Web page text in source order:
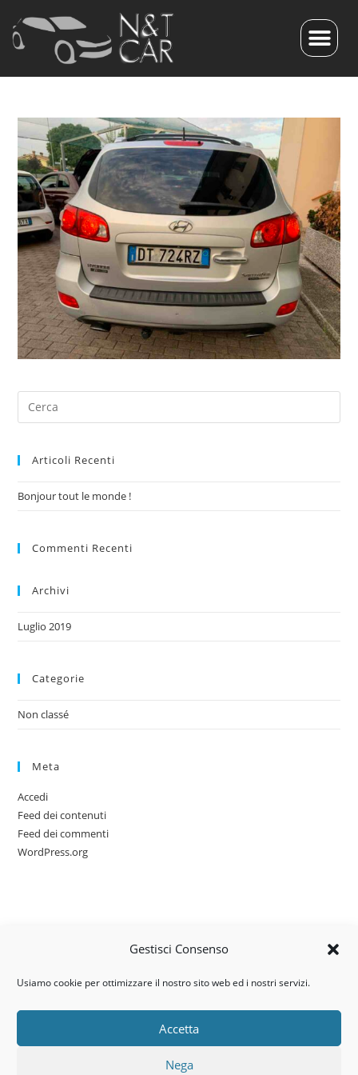
Gestisci Consenso
Usiamo cookie per ottimizzare il nostro sito web ed i nostri servizi.
Accetta
Nega
Articoli Recenti
Bonjour tout le monde !
Commenti Recenti
Archivi
Luglio 2019
Categorie
Non classé
Meta
Accedi
Feed dei contenuti
Feed dei commenti
WordPress.org
Via dell’artigianato, 14 – 31030